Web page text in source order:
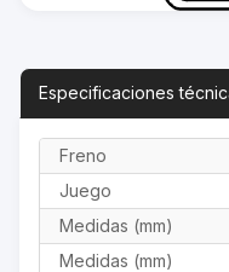
Especificaciones
Freno
Juego
Medidas (mm)
Medidas (mm)